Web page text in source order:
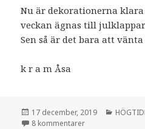
Nu är dekorationerna
veckan ägnas till
Sen så är det bara att
k r a m Åsa
Postat
17 december, 2019
8 kommentarertill JUL I VÅRT HUS